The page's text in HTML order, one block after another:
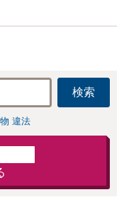
ご相談を。
検索
違法